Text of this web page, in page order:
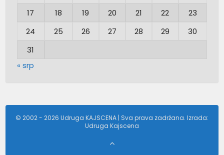
17
18 19 20 21 22
23
24
25 26 27 28 29
30
31
« srp
© 2002 - 2026 Udruga KAJSCENA | Sva prava zadržana. Izrada:
Udruga Kajscena